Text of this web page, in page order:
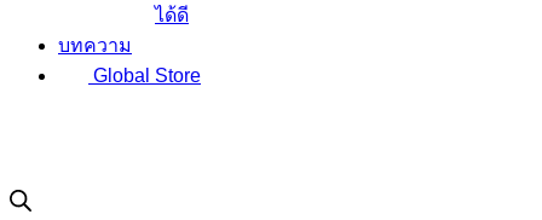
ได้ดี
บทความ
Global Store